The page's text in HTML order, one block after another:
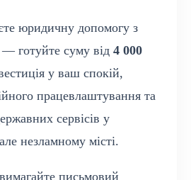
юридичну допомогу з
готуйте суму від 4 000
у ваш спокій,
працевлаштування та
сервісів у
незламному місті.
письмовий